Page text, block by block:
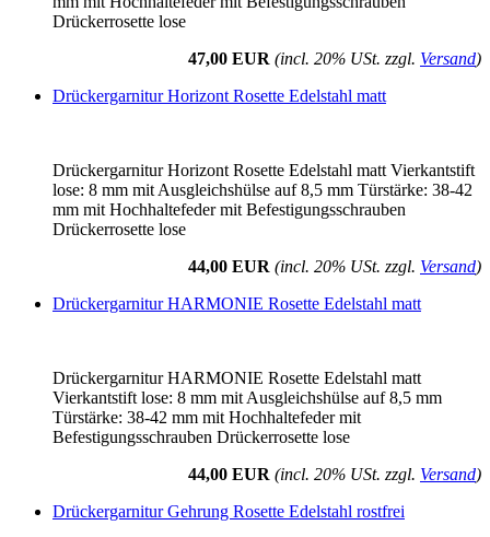
Drückerrosette lose
47,00 EUR (incl. 20% USt. zzgl. Versand)
Drückergarnitur Horizont Rosette Edelstahl matt
Drückergarnitur Horizont Rosette Edelstahl matt Vierkantstift
lose: 8 mm mit Ausgleichshülse auf 8,5 mm Türstärke: 38-42
mm mit Hochhaltefeder mit Befestigungsschrauben
Drückerrosette lose
44,00 EUR (incl. 20% USt. zzgl. Versand)
Drückergarnitur HARMONIE Rosette Edelstahl matt
Drückergarnitur HARMONIE Rosette Edelstahl matt
Vierkantstift lose: 8 mm mit Ausgleichshülse auf 8,5 mm
Türstärke: 38-42 mm mit Hochhaltefeder mit
Befestigungsschrauben Drückerrosette lose
44,00 EUR (incl. 20% USt. zzgl. Versand)
Drückergarnitur Gehrung Rosette Edelstahl rostfrei